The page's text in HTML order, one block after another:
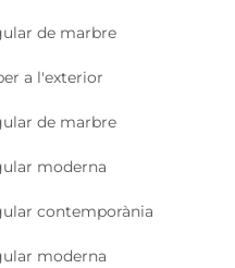
de marbre
a l'exterior
de marbre
moderna
contemporània
moderna